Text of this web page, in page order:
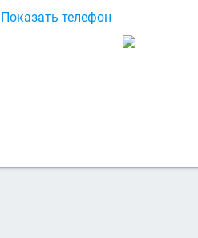
Показать телефон